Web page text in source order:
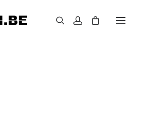
netwerkactiviteit, een
vreemde bijlage opent, een
wordt – dat zijn precies de
oefening meer is. Dan